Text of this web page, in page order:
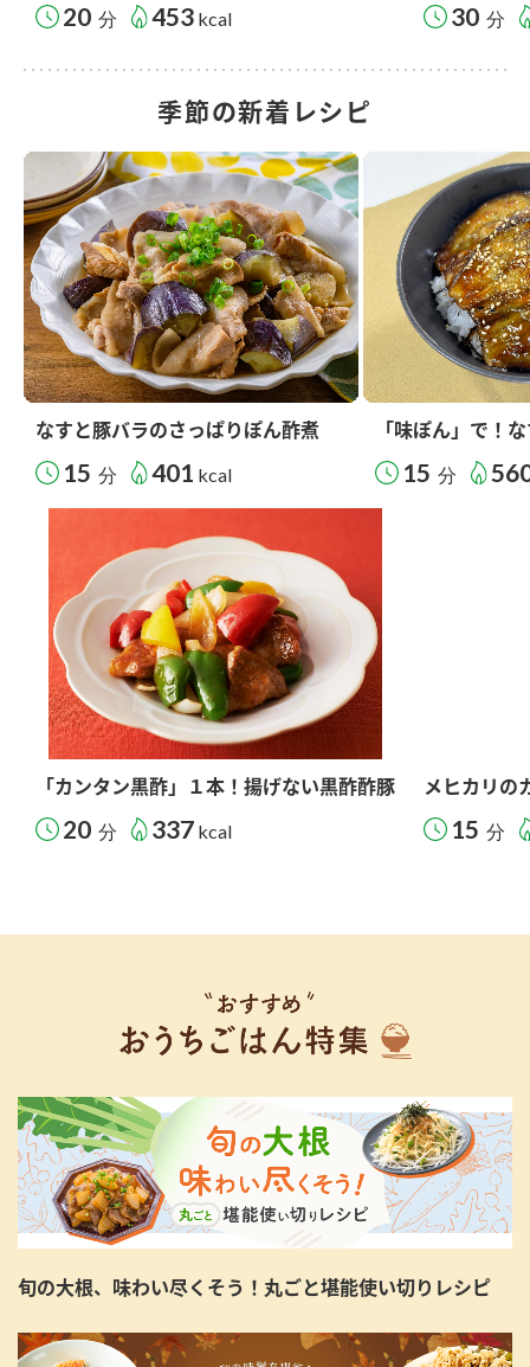
20 分 453 kcal 30 分
季節の新着レシピ
なすと豚バラのさっぱりぽん酢煮
15 分 401 kcal
「味ぽん」で！
15 分
「カンタン黒酢」１本！揚げない黒酢酢豚
20 分 337 kcal
メヒカリの
15 分
旬の大根、味わい尽くそう！丸ごと堪能使い切りレシピ